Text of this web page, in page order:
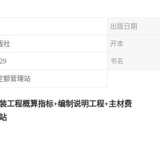
出版日期
社 开本
书名
额管理站
工程概算指标+编制说明工程+主材费